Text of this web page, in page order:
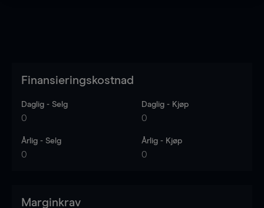
Finansieringskostnad
Daglig - Selg
0
Daglig - Kjøp
0
Årlig - Selg
0
Årlig - Kjøp
0
Marginkrav